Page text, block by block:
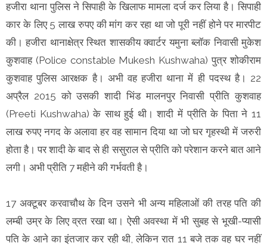
हजीरा थाना पुलिस ने सिपाही के खिलाफ मामला दर्ज कर लिया है। सिपाही
कार के लिए 5 लाख रुपए की मांग कर रहा था जो पूरी नहीं होने पर मारपीट
की। हजीरा थानाक्षेत्र स्थित शासकीय क्वार्टर यमुना ब्लॉक निवासी मुकेश
कुशवाह (Police constable Mukesh Kushwaha) पुत्र शोकीराम
कुशवाह पुलिस आरक्षक है। अभी वह हजीरा थाना में ही पदस्थ है। 22
अप्रैल 2015 को उसकी शादी भिंड मालनपुर निवासी प्रीति कुशवाह
(Preeti Kushwaha) के साथ हुई थी। शादी में प्रीति के पिता ने 11
लाख रुपए नगद के अलावा हर वह सामान दिया था जो घर गृहस्थी में जरुरी
होता है। पर शादी के बाद से ही ससुराल से प्रीति को परेशान करने बात आने
लगी। अभी प्रीति 7 महीने की गर्भवती है।
17 अक्टूबर करवाचौथ के दिन उसने भी अन्य महिलाओं की तरह पति की
लम्बी उम्र के लिए व्रत रखा था। ऐसी अवस्था में भी सुबह से भूखी-प्यासी
पति के आने का इंतजार कर रही थी, लेकिन रात 11 बजे तक वह घर नहीं